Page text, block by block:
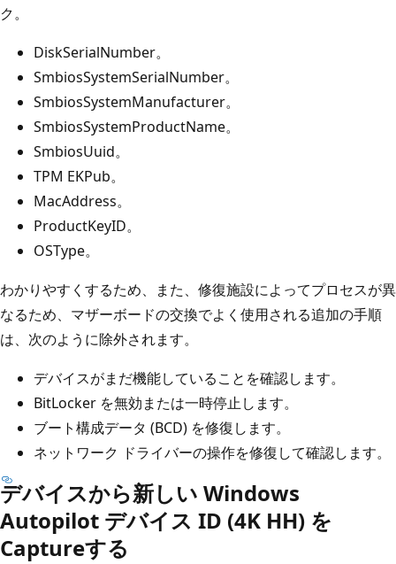
ク。
DiskSerialNumber。
SmbiosSystemSerialNumber。
SmbiosSystemManufacturer。
SmbiosSystemProductName。
SmbiosUuid。
TPM EKPub。
MacAddress。
ProductKeyID。
OSType。
わかりやすくするため、また、修復施設によってプロセスが異
なるため、マザーボードの交換でよく使用される追加の手順
は、次のように除外されます。
デバイスがまだ機能していることを確認します。
BitLocker を無効または一時停止します。
ブート構成データ (BCD) を修復します。
ネットワーク ドライバーの操作を修復して確認します。
デバイスから新しい Windows
Autopilot デバイス ID (4K HH) を
Captureする